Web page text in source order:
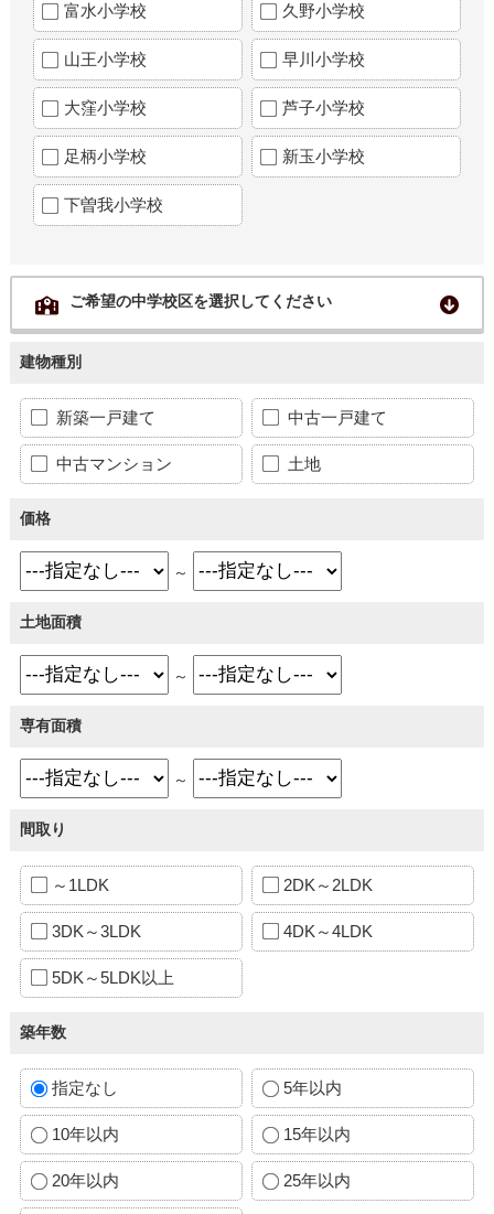
富水小学校 久野小学校
山王小学校 早川小学校
大窪小学校 芦子小学校
足柄小学校 新玉小学校
下曽我小学校
ご希望の中学校区を選択してください
建物種別
新築一戸建て 中古一戸建て
中古マンション 土地
価格
～
土地面積
～
専有面積
～
間取り
～1LDK 2DK～2LDK
3DK～3LDK 4DK～4LDK
5DK～5LDK以上
築年数
指定なし 5年以内
10年以内 15年以内
20年以内 25年以内